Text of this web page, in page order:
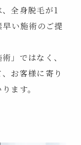
全身脱毛が1
い施術のご提
」ではなく、
お客様に寄り
ます。